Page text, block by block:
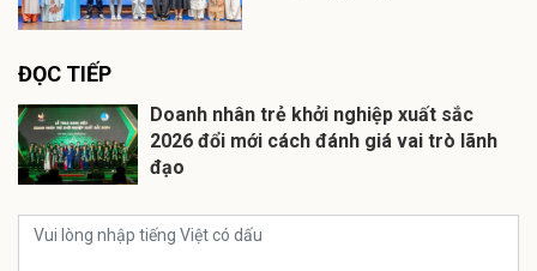
ĐỌC TIẾP
Doanh nhân trẻ khởi nghiệp xuất sắc
2026 đổi mới cách đánh giá vai trò lãnh
đạo